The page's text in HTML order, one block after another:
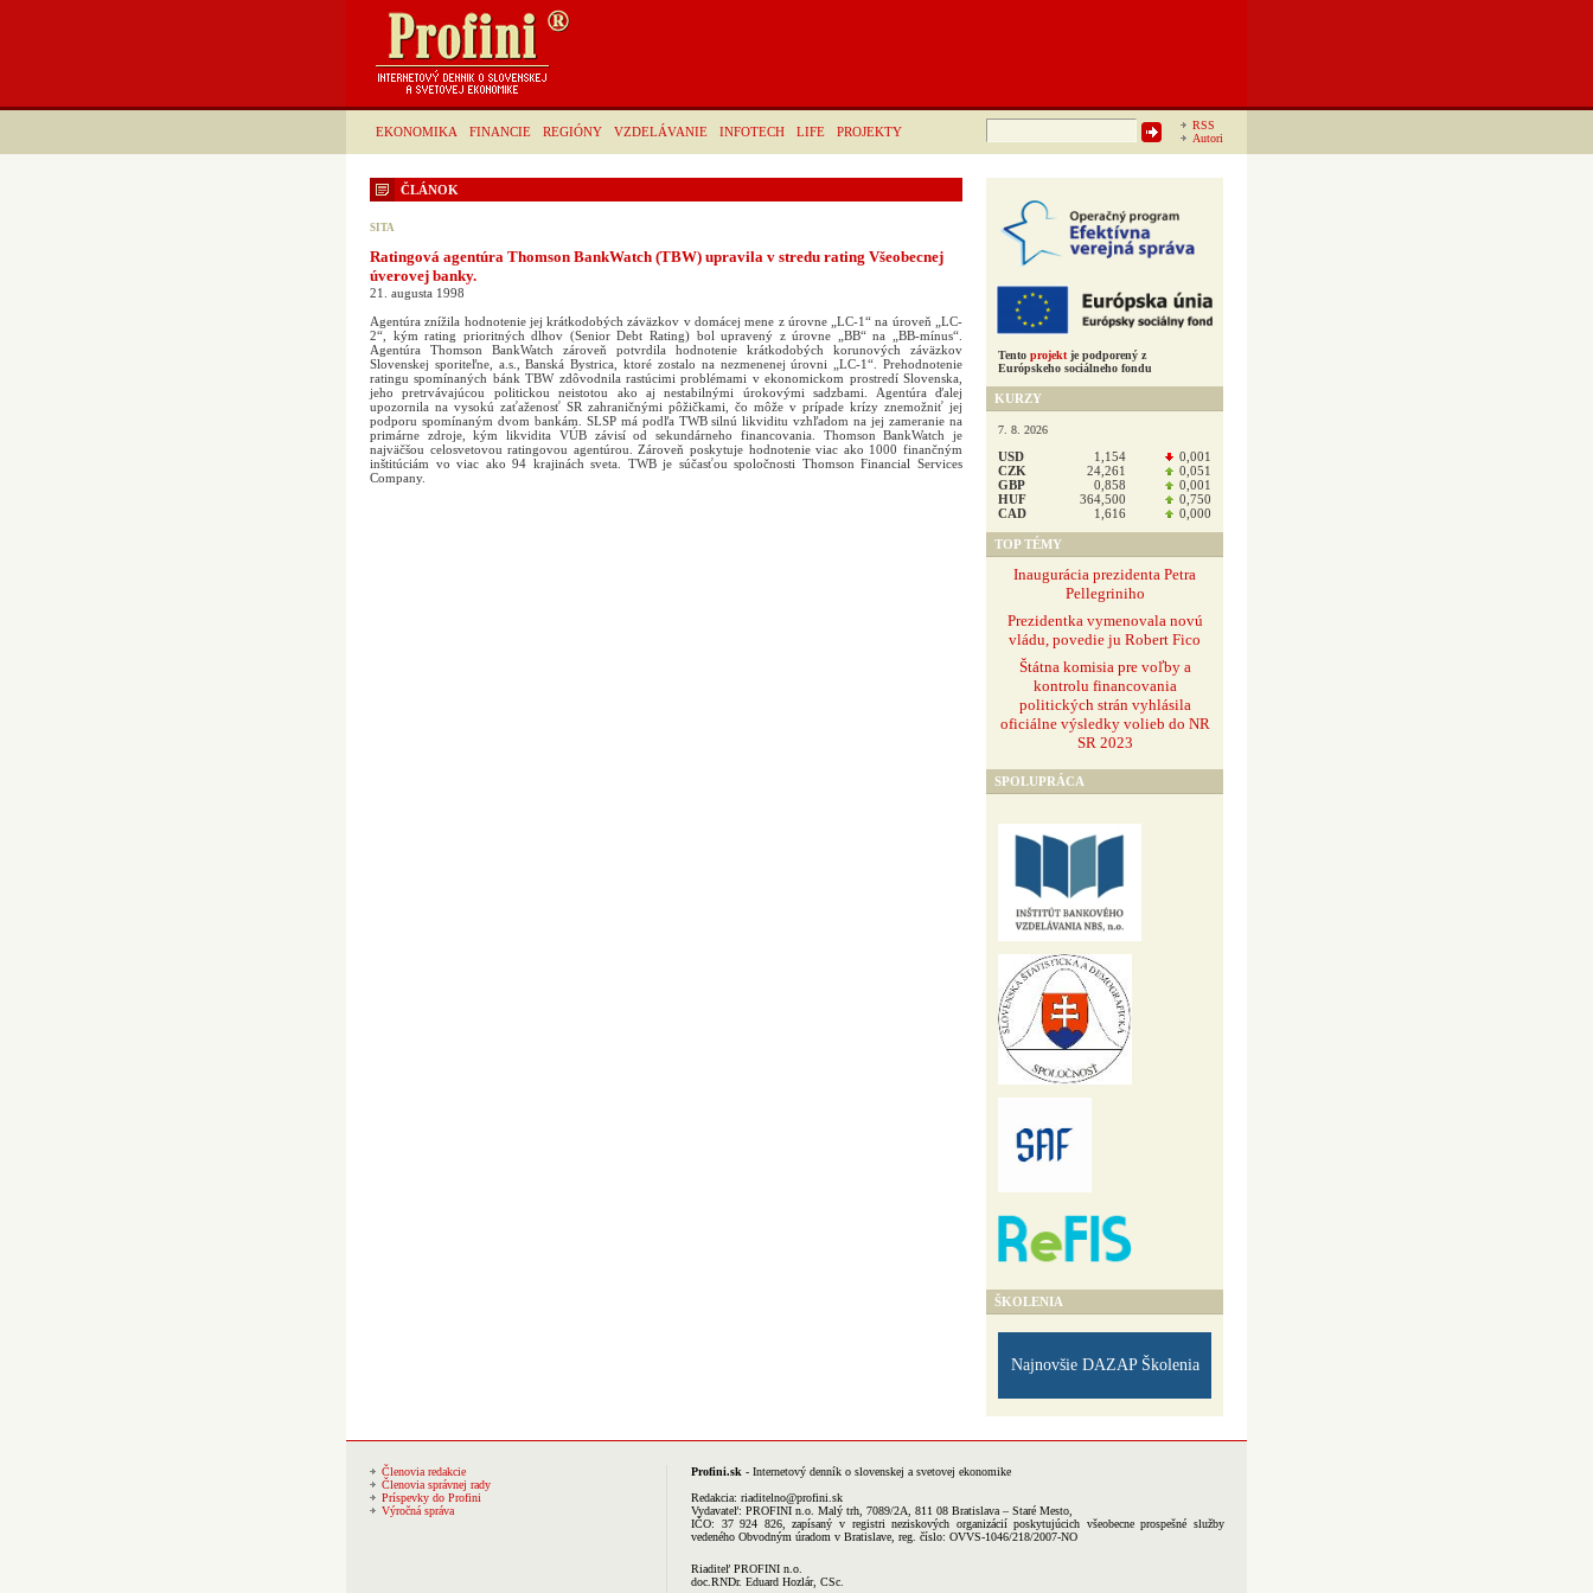
EKONOMIKA FINANCIE REGIÓNY VZDELÁVANIE INFOTECH LIFE PROJEKTY
RSS
Autori
Hľadať:
ČLÁNOK
SITA
Ratingová agentúra Thomson BankWatch (TBW) upravila v stredu rating Všeobecnej
úverovej banky.
21. augusta 1998
Agentúra znížila hodnotenie jej krátkodobých záväzkov v domácej mene z úrovne „LC-1“ na úroveň „LC-
2“, kým rating prioritných dlhov (Senior Debt Rating) bol upravený z úrovne „BB“ na „BB-mínus“.
Agentúra Thomson BankWatch zároveň potvrdila hodnotenie krátkodobých korunových záväzkov
Slovenskej sporiteľne, a.s., Banská Bystrica, ktoré zostalo na nezmenenej úrovni „LC-1“. Prehodnotenie
ratingu spomínaných bánk TBW zdôvodnila rastúcimi problémami v ekonomickom prostredí Slovenska,
jeho pretrvávajúcou politickou neistotou ako aj nestabilnými úrokovými sadzbami. Agentúra ďalej
upozornila na vysokú zaťaženosť SR zahraničnými pôžičkami, čo môže v prípade krízy znemožniť jej
podporu spomínaným dvom bankám. SLSP má podľa TWB silnú likviditu vzhľadom na jej zameranie na
primárne zdroje, kým likvidita VÚB závisí od sekundárneho financovania. Thomson BankWatch je
najväčšou celosvetovou ratingovou agentúrou. Zároveň poskytuje hodnotenie viac ako 1000 finančným
inštitúciám vo viac ako 94 krajinách sveta. TWB je súčasťou spoločnosti Thomson Financial Services
Company.
Tento projekt je podporený z
Európskeho sociálneho fondu
KURZY
7. 8. 2026
USD 1,154
0,001
CZK
24,261
0,051
GBP
0,858
0,001
HUF
364,500
0,750
CAD
1,616 0,000
TOP TÉMY
Inaugurácia prezidenta Petra
Pellegriniho
Prezidentka vymenovala novú
vládu, povedie ju Robert Fico
Štátna komisia pre voľby a
kontrolu financovania
politických strán vyhlásila
oficiálne výsledky volieb do NR
SR 2023
SPOLUPRÁCA
ŠKOLENIA
Najnovšie DAZAP Školenia
Členovia redakcie
Členovia správnej rady
Príspevky do Profini
Výročná správa
Profini.sk - Internetový denník o slovenskej a svetovej ekonomike
Redakcia: riaditelno@profini.sk
Vydavateľ: PROFINI n.o. Malý trh, 7089/2A, 811 08 Bratislava – Staré Mesto,
IČO: 37 924 826, zapísaný v registri neziskových organizácií poskytujúcich všeobecne prospešné služby
vedeného Obvodným úradom v Bratislave, reg. číslo: OVVS-1046/218/2007-NO
Riaditeľ PROFINI n.o.
doc.RNDr. Eduard Hozlár, CSc.